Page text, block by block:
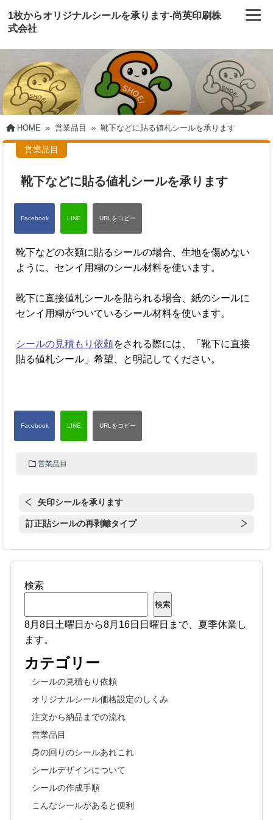
1枚からオリジナルシールを承ります-尚英印刷株
式会社
HOME » 営業品目 » 靴下などに貼る値札シールを承ります
営業品目
靴下などに貼る値札シールを承ります
靴下などの衣類に貼るシールの場合、生地を傷めない
ように、センイ用糊のシール材料を使います。
靴下に直接値札シールを貼られる場合、紙のシールに
センイ用糊がついているシール材料を使います。
シールの見積もり依頼をされる際には、「靴下に直接
貼る値札シール」希望、と明記してください。
営業品目
矢印シールを承ります
訂正貼シールの再剥離タイプ
検索
検索
8月8日土曜日から8月16日日曜日まで、夏季休業し
ます。
カテゴリー
シールの見積もり依頼
オリジナルシール価格設定のしくみ
注文から納品までの流れ
営業品目
身の回りのシールあれこれ
シールデザインについて
シールの作成手順
こんなシールがあると便利